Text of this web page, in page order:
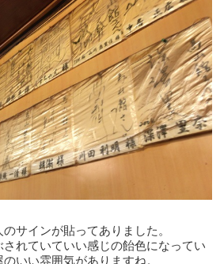
サインが貼ってありました。
れていていい感じの飴色になってい
いい雰囲気がありますね。